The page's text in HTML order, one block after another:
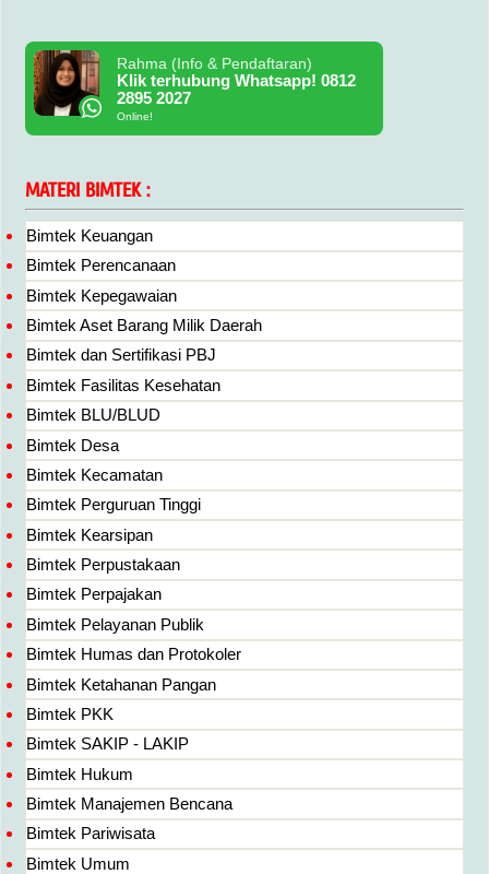
Rahma (Info & Pendaftaran)
Klik terhubung Whatsapp! 0812
2895 2027
Online!
MATERI BIMTEK :
Bimtek Keuangan
Bimtek Perencanaan
Bimtek Kepegawaian
Bimtek Aset Barang Milik Daerah
Bimtek dan Sertifikasi PBJ
Bimtek Fasilitas Kesehatan
Bimtek BLU/BLUD
Bimtek Desa
Bimtek Kecamatan
Bimtek Perguruan Tinggi
Bimtek Kearsipan
Bimtek Perpustakaan
Bimtek Perpajakan
Bimtek Pelayanan Publik
Bimtek Humas dan Protokoler
Bimtek Ketahanan Pangan
Bimtek PKK
Bimtek SAKIP - LAKIP
Bimtek Hukum
Bimtek Manajemen Bencana
Bimtek Pariwisata
Bimtek Umum